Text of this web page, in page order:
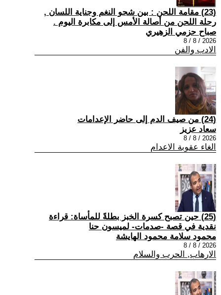
(23) مقامة اللحن : بين شجو النغم وجناية اللسان ,
رحلة اللحن من أصالة الأمس إلى مكابرة اليوم .
صباح حزمي الزهيري
2026 / 8 / 8
الادب والفن
(24) من صيف الدم إلى حاضر الإعدامات
سعاد عزيز
2026 / 8 / 8
الغاء عقوبة الاعدام
(25) حين تصبح كسرة الخبز بطلةً للمأساة: قراءة
نقدية في قصة -صدمات- لميسون حنا
محمود سلامة محمود الهايشة
2026 / 8 / 8
الارهاب, الحرب والسلام